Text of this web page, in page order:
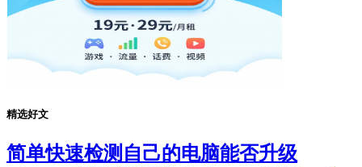
精选好文
简单快速检测自己的电脑能否升级